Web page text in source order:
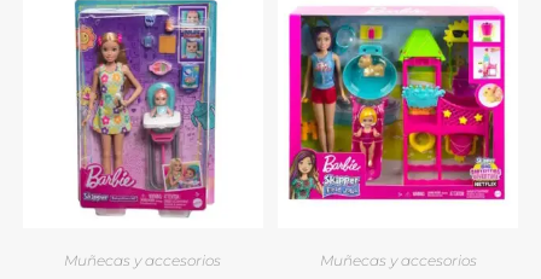
Muñecas y accesorios Muñecas y accesorios